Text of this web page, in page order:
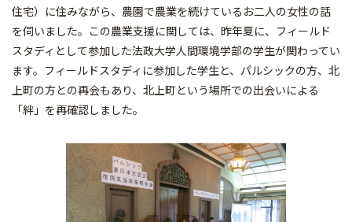
住宅）に住みながら、農園で農業を続けているお二人の女性の話
を伺いました。この農業支援に関しては、昨年夏に、フィールド
スタディとして参加した法政大学人間環境学部の学生が関わってい
ます。フィールドスタディに参加した学生と、パルシックの方、北
上町の方との再会もあり、北上町という場所での出会いによる
「絆」を再確認しました。